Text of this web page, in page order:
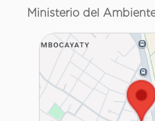
Ministerio del